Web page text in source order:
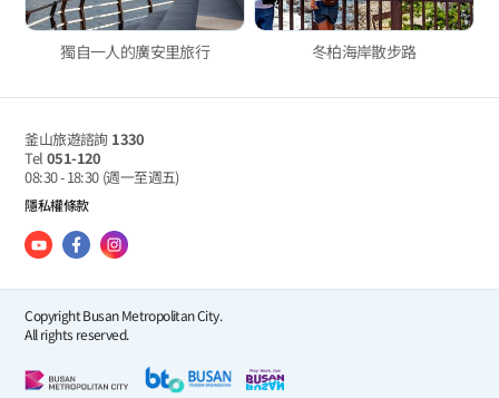
獨自一人的廣安里旅行 冬柏海岸散步路
釜山旅遊諮詢 1330
Tel 051-120
08:30 - 18:30 (週一至週五)
隱私權條款
Copyright Busan Metropolitan City.
All rights reserved.